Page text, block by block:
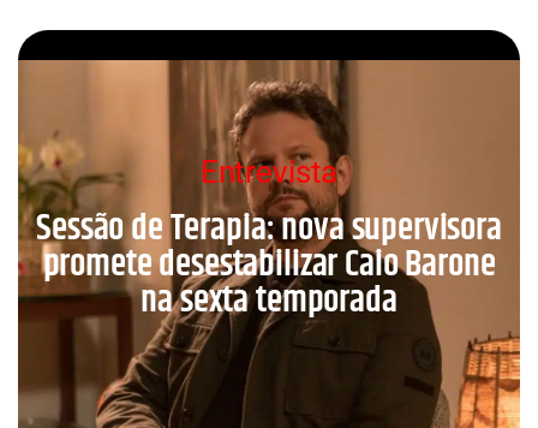
Entrevista
Sessão de Terapia: nova supervisora
promete desestabilizar Caio Barone
na sexta temporada